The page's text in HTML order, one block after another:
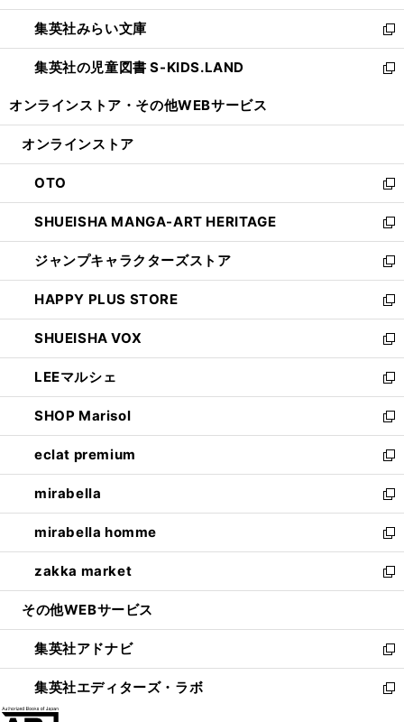
開
く
ウ
で
開
く
ン
ド
ウ
で
ウ
ィ
ン
ド
開
集英社みらい文庫
新
し
い
ン
ウ
で
開
く
集英社の児童図書 S-KIDS.LAND
新
ウ
ン
ド
ウ
で
開
く
オンラインストア・ その他WEBサービス
オンラインストア
OTO
新
し
い
ウ
ィ
ン
ド
ウ
で
開
く
SHUEISHA MANGA-ART HERITAGE
新
し
い
ウ
ィ
ン
ド
ウ
で
開
く
ジャンプキャラクターズストア
新
し
い
ウ
ィ
ン
ド
ウ
で
開
く
HAPPY PLUS STORE
新
し
い
ウ
ィ
ン
ド
ウ
で
開
く
SHUEISHA VOX
新
し
い
ウ
ィ
ン
ド
ウ
で
開
く
LEEマルシェ
新
し
い
ウ
ィ
ン
ド
ウ
で
開
く
SHOP Marisol
新
し
い
ウ
ィ
ン
ド
ウ
で
開
eclat premium
新
し
い
ウ
ィ
ン
ド
ウ
開
く
mirabella
新
し
い
ウ
ィ
ン
ウ
で
開
く
mirabella homme
新
し
い
ウ
ン
ド
ウ
で
zakka market
新
し
ウ
ィ
ン
ド
その他WEBサービス
集英社アドナビ
新
し
い
集英社エディターズ・ラボ
新